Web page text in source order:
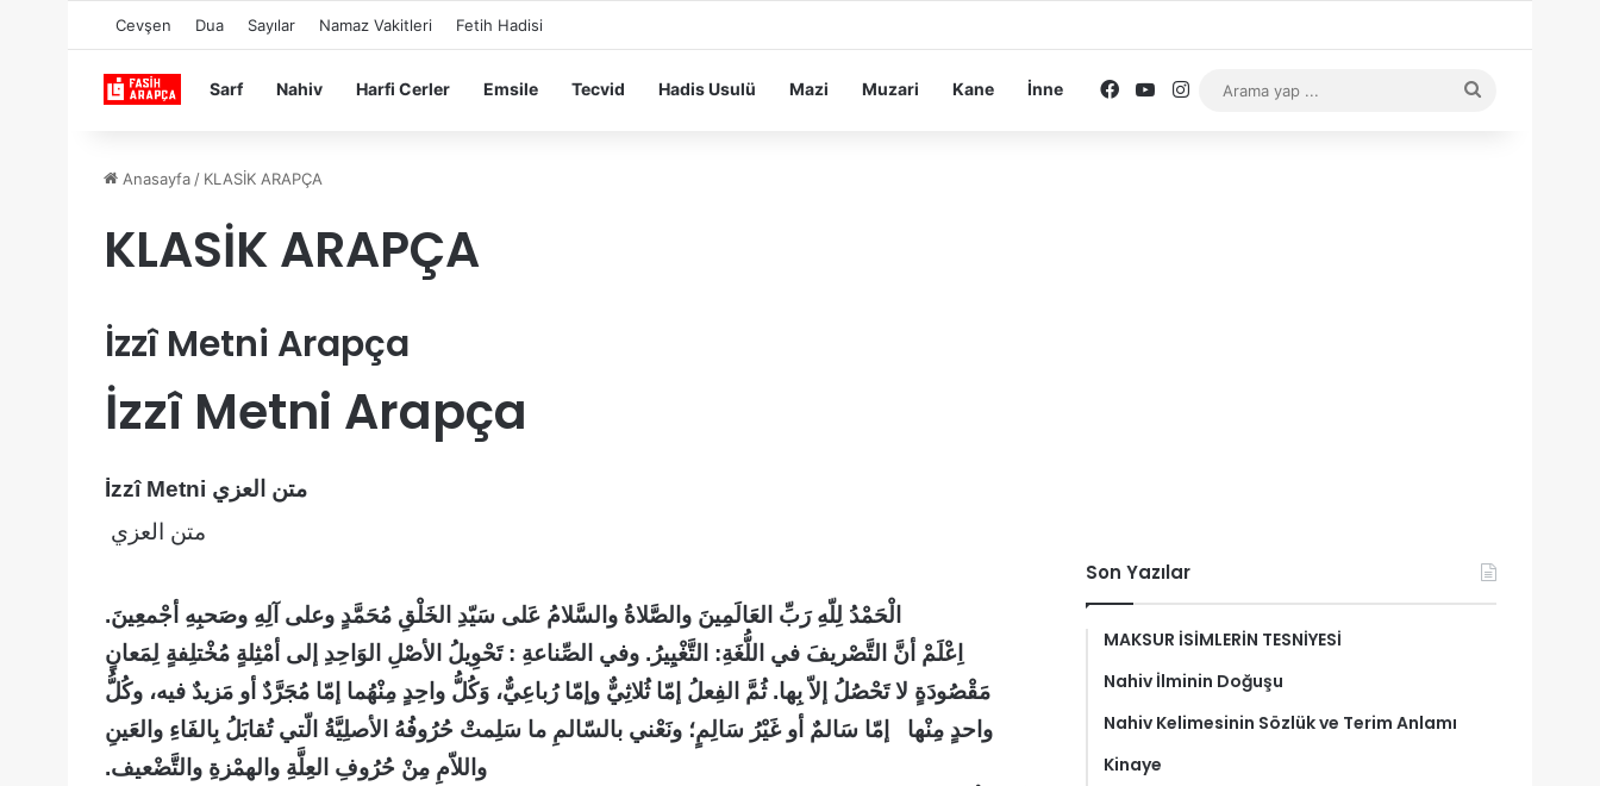
Cevşen Dua Sayılar Namaz Vakitleri Fetih Hadisi
Sarf Nahiv Harfi Cerler Emsile Tecvid Hadis Usulü Mazi Muzari Kane İnne Facebook
YouTube
Instagram
Anasayfa / KLASİK ARAPÇA
KLASİK ARAPÇA
İzzî Metni Arapça
İzzî Metni Arapça
İzzî Metni متن العزي
الْحَمْدُ لِلّهِ رَبِّ العَالَمِينَ والصَّلاةُ والسَّلامُ عَلى سَيّدِ الخَلْقِ مُحَمَّدٍ وعلى آلِهِ وصَحبِهِ أجْمعِينَ.
اِعْلَمْ أنَّ التَّصْريفَ في اللُّغَةِ: التَّغْيِيرُ. وفي الصِّناعةِ : تَحْوِيلُ الأصْلِ الوَاحِدِ إلى أمْثِلةٍ مُخْتلِفةٍ لِمَعانٍ
مَقْصُودَةٍ لا تَحْصُلُ إلاّ بِها. ثُمَّ الفِعلُ إمّا ثُلاثِيٌّ وإمّا رُباعِيٌّ، وَكُلُّ واحِدٍ مِنْهُما إمّا مُجَرَّدٌ أو مَزيدٌ فيه، وكُلُّ
واحدٍ مِنْها إمّا سَالمٌ أو غَيْرُ سَالِمٍ؛ ونَعْني بالسّالمِ ما سَلِمتْ حُرُوفُهُ الأصلِيَّةُ الّتي تُقابَلُ بِالفَاءِ والعَينِ
واللاّمِ مِنْ حُرُوفِ العِلَّةِ والهمْزةِ والتَّضْعيف.
Son Yazılar
MAKSUR İSİMLERİN TESNİYESİ
Nahiv İlminin Doğuşu
Nahiv Kelimesinin Sözlük ve Terim Anlamı
Kinaye